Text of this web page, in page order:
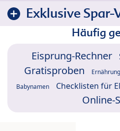
Exklusive
Häufig
Eisprung-Rechner
Gratisproben
Babynamen Checklisten für
Online-